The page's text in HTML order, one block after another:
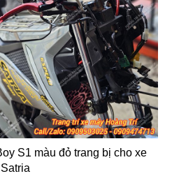
S1 màu đỏ trang bị cho xe
Satria